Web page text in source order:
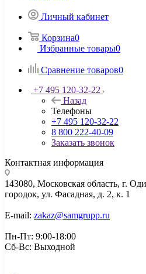
Личный кабинет
Корзина0
Избранные товары0
Сравнение товаров0
+7 495 120-32-22
Назад
Телефоны
+7 495 120-32-22
8 800 222-40-09
Заказать звонок
Контактная информация
143080, Mосковская область, г.
городок, ул. Фасадная, д. 2, к. 1
E-mail: zakaz@samgrupp.ru
Пн-Пт: 9:00-18:00
Сб-Вс: Выходной